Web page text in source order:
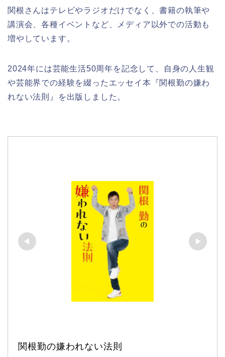
関根さんはテレビやラジオだけでなく、書籍の執筆や
講演会、各種イベントなど、メディア以外での活動も
増やしています。
2024年には芸能生活50周年を記念して、自身の人生観
や芸能界での経験を綴ったエッセイ本『関根勤の嫌わ
れない法則』を出版しました。
関根勤の嫌われない法則